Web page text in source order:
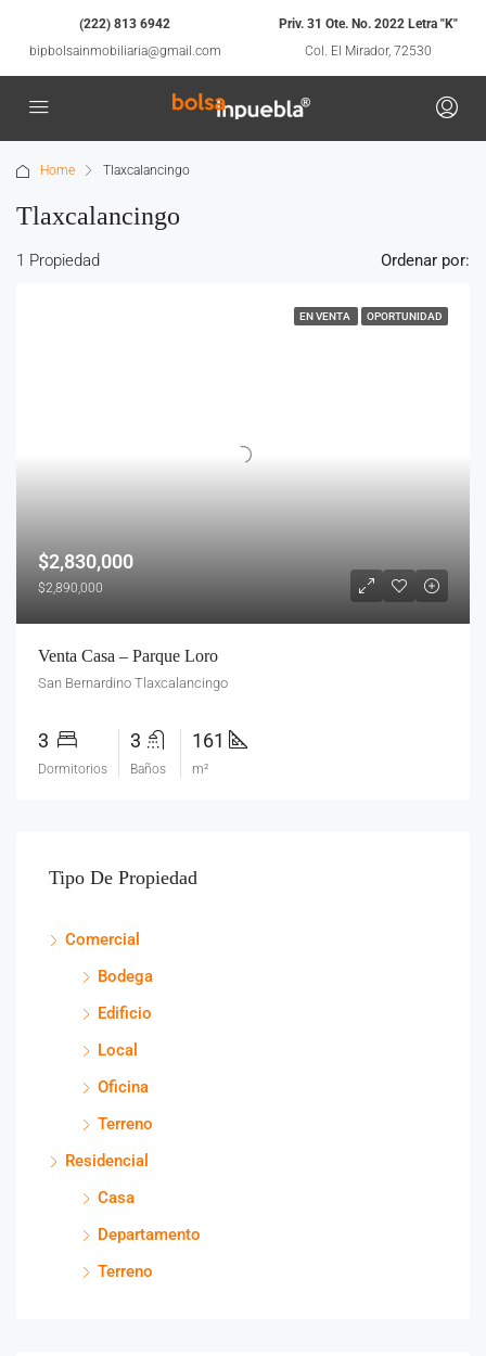
(222) 813 6942
bipbolsainmobiliaria@gmail.com
Priv. 31 Ote. No. 2022 Letra "K"
Col. El Mirador, 72530
Home Tlaxcalancingo
Tlaxcalancingo
1 Propiedad Ordenar por:
EN VENTA OPORTUNIDAD
$2,830,000
$2,890,000
Venta Casa – Parque Loro
San Bernardino Tlaxcalancingo
3
Dormitorios
3
Baños
161
m²
Tipo De Propiedad
Comercial
Bodega
Edificio
Local
Oficina
Terreno
Residencial
Casa
Departamento
Terreno